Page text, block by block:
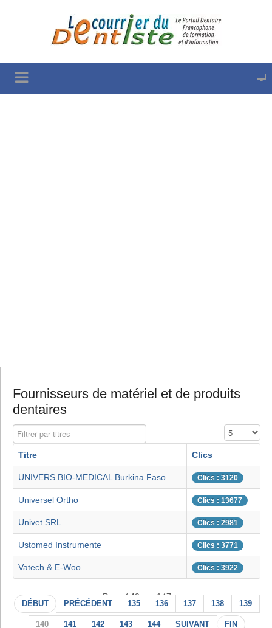
Fournisseurs de matériel et de produits
dentaires
Filtrer par titres Affichage #
Titre Clics
UNIVERS BIO-MEDICAL Burkina Faso Clics : 3120
Universel Ortho Clics : 13677
Univet SRL Clics : 2981
Ustomed Instrumente Clics : 3771
Vatech & E-Woo Clics : 3922
Page 140 sur 147
DÉBUT PRÉCÉDENT 135 136 137 138 139
140 141 142 143 144 SUIVANT FIN